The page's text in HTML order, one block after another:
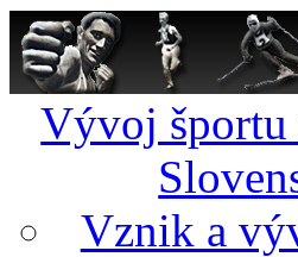
Vývoj športu
Vznik a